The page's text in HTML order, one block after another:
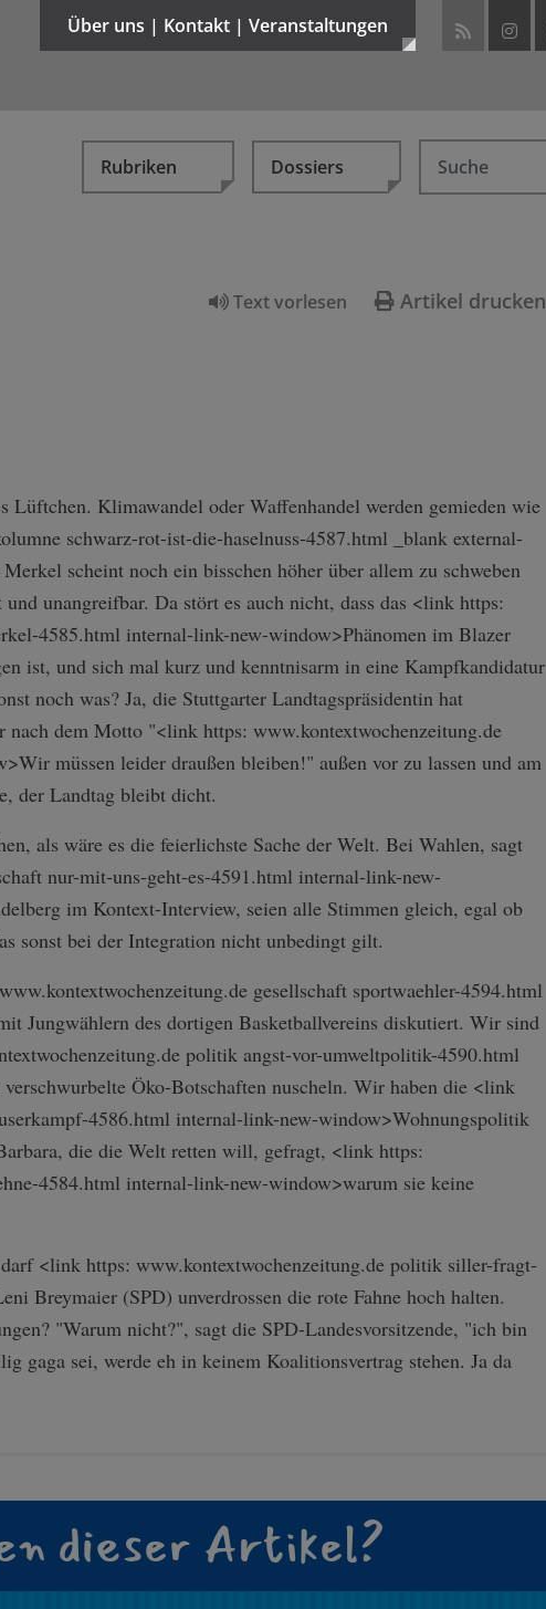
Über uns | Kontakt | Veranstaltungen
Rubriken Dossiers
Text vorlesen Artikel drucken
Klimawandel oder Waffenhandel werden gemieden wie
schwarz-rot-ist­-die-haselnuss-­4587.html _blank external-
scheint noch ein bisschen höher über allem zu schweben
unangreifbar. Da stört es auch nicht, dass das <link https:
4585.html internal-link-n­ew-window>Phäno­men im Blazer
ist, und sich mal kurz und kenntnisarm in eine Kampfkandidatur
noch was? Ja, die Stuttgarter Landtagspräsidentin hat
nach dem Motto "<link https: www.kontextwochenzeitung.de
müssen leider draußen bleiben!" außen vor zu lassen und am
der Landtag bleibt dicht.
als wäre es die feierlichste Sache der Welt. Bei Wahlen, sagt
nur-mit-uns-geht-es-4591.html internal-link-n­ew-
im Kontext-Interview, seien alle Stimmen gleich, egal ob
sonst bei der Integration nicht unbedingt gilt.
gesellschaft sportwaehler-4594.html
Jungwählern des dortigen Basketballvereins diskutiert. Wir sind
politik angst-vor-umwel­tpolitik-4590.h­tml
Öko-Botschaften nuscheln. Wir haben die <link
4586.html internal-link-n­ew-window>Wohnu­ngspolitik
die die Welt retten will, gefragt, <link https:
4584.html internal-link-n­ew-window>warum sie keine
<link https: www.kontextwochenzeitung.de politik siller-fragt-
Breymaier (SPD) unverdrossen die rote Fahne hoch halten.
"Warum nicht?", sagt die SPD-Landesvorsitzende, "ich bin
gaga sei, werde eh in keinem Koalitionsvertrag stehen. Ja da
dieser Artikel?